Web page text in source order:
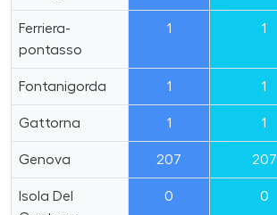
Ferriera-
pontasso
1 1
Fontanigorda 1 1
Gattorna 1 1
Genova 207 207
Isola Del
0 0